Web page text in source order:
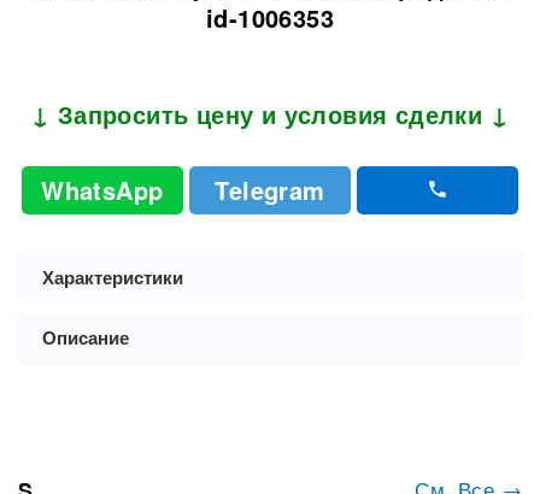
id-1006353
↓ Запросить цену и условия сделки ↓
WhatsApp Telegram
Характеристики
Описание